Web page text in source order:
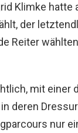
Klimke hatte
der
Reiter
mit einer
deren
nur